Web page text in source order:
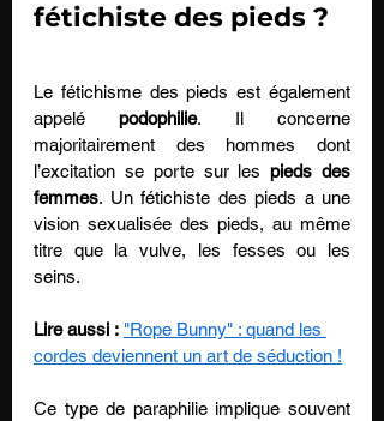
fétichiste des pieds ?
Le fétichisme des pieds est également
appelé podophilie. Il concerne
majoritairement des hommes dont
l’excitation se porte sur les pieds des
femmes. Un fétichiste des pieds a une
vision sexualisée des pieds, au même
titre que la vulve, les fesses ou les
seins.
Lire aussi : "Rope Bunny" : quand les
cordes deviennent un art de séduction !
Ce type de paraphilie implique souvent